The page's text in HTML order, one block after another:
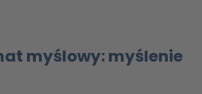
myślowy: myślenie